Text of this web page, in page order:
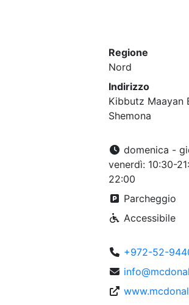
Regione
Nord
Indirizzo
Kibbutz Maayan
Shemona
domenica -
venerdì: 10:30-
22:00
Parcheggio
Accessibile
+972-52-